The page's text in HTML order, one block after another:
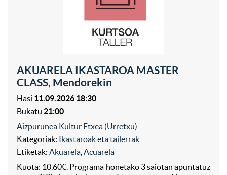
AKUARELA IKASTAROA MASTER
CLASS, Mendorekin
Hasi 11.09.2026 18:30
Bukatu 21:00
Aizpurunea Kultur Etxea (Urretxu)
Kategoriak: Ikastaroak eta tailerrak
Etiketak: Akuarela Acuarela
Kuota: 10,60€. Programa honetako 3 saiotan apuntatuz